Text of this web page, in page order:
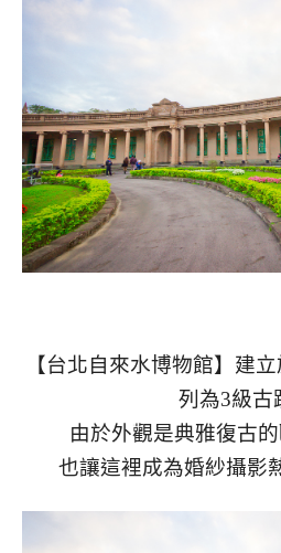
【台北自來水博物館】建
列為3級古
由於外觀是典雅復古
也讓這裡成為婚紗攝影